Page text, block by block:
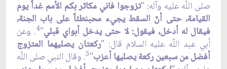
صلى اللّه عليه وآله: "تزوجوا فاني مكاثر بكم الأمم غداً يوم
القيامة، حتى أنّ السقط يجيء محبنطئاً على باب الجنة،
فيقال له أدخل، فيقول: لا حتى يدخل أبواي قبلي"
4. وعن
أبي عبد اللّه عليه السلام قال: "ركعتان يصليهما المتزوج
أفضل من سبعين ركعة يصليها أعزب"
5. وقال النبي صلى اللّه